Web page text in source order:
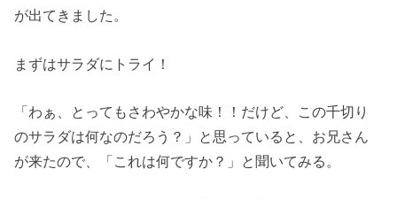
が出てきました。
まずはサラダにトライ！
「わぁ、とってもさわやかな味！！だけど、この千切り
のサラダは何なのだろう？」と思っていると、お兄さん
が来たので、「これは何ですか？」と聞いてみる。